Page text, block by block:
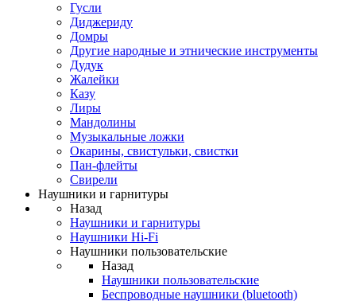
Гусли
Диджериду
Домры
Другие народные и этнические инструменты
Дудук
Жалейки
Казу
Лиры
Мандолины
Музыкальные ложки
Окарины, свистульки, свистки
Пан-флейты
Свирели
Наушники и гарнитуры
Назад
Наушники и гарнитуры
Наушники Hi-Fi
Наушники пользовательские
Назад
Наушники пользовательские
Беспроводные наушники (bluetooth)